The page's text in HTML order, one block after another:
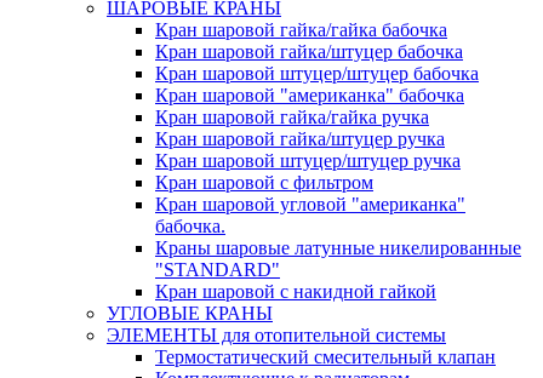
ШАРОВЫЕ КРАНЫ
Кран шаровой гайка/гайка бабочка
Кран шаровой гайка/штуцер бабочка
Кран шаровой штуцер/штуцер бабочка
Кран шаровой "американка" бабочка
Кран шаровой гайка/гайка ручка
Кран шаровой гайка/штуцер ручка
Кран шаровой штуцер/штуцер ручка
Кран шаровой с фильтром
Кран шаровой угловой "американка"
бабочка.
Краны шаровые латунные никелированные
"STANDARD"
Кран шаровой с накидной гайкой
УГЛОВЫЕ КРАНЫ
ЭЛЕМЕНТЫ для отопительной системы
Термостатический смесительный клапан